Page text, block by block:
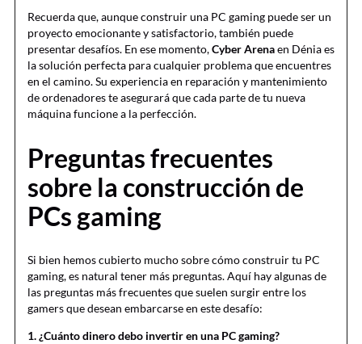
Recuerda que, aunque construir una PC gaming puede ser un
proyecto emocionante y satisfactorio, también puede
presentar desafíos. En ese momento,Cyber Arenaen Dénia es
la solución perfecta para cualquier problema que encuentres
en el camino. Su experiencia en reparación y mantenimiento
de ordenadores te asegurará que cada parte de tu nueva
máquina funcione a la perfección.
Preguntas frecuentes
sobre la construcción de
PCs gaming
Si bien hemos cubierto mucho sobre cómo construir tu PC
gaming, es natural tener más preguntas. Aquí hay algunas de
las preguntas más frecuentes que suelen surgir entre los
gamers que desean embarcarse en este desafío:
1. ¿Cuánto dinero debo invertir en una PC gaming?